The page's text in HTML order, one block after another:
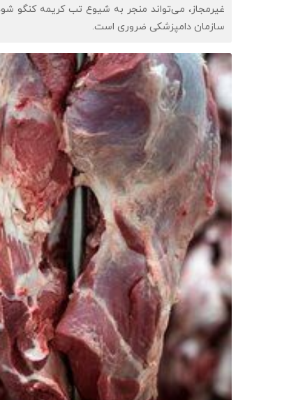
غیرمجاز، می‌تواند منجر به شیوع تب کریمه کنگو
سازمان دامپزشکی ضروری است.